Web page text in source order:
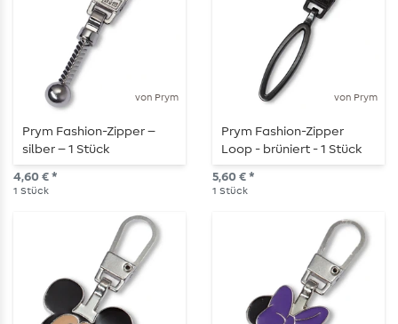
von Prym
Prym Fashion-Zipper –
silber – 1 Stück
4,60 € *
1 Stück
von Prym
Prym Fashion-Zipper
Loop - brüniert - 1 Stück
5,60 € *
1 Stück